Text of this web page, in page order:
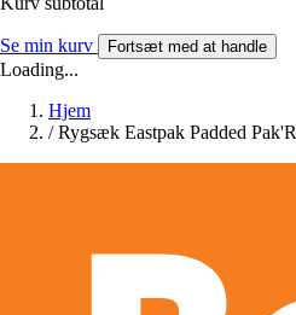
Se min kurv Fortsæt med at handle
Loading...
Hjem
/ Rygsæk Eastpak Padded Pak'R